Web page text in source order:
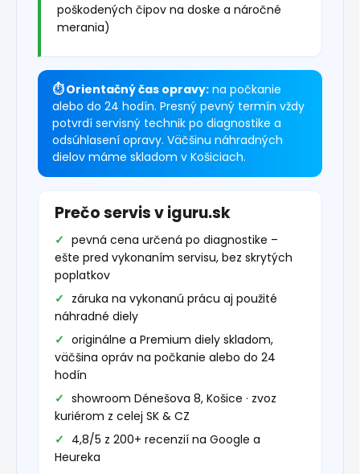
poškodených čipov na doske a náročné
merania)
⏱ Orientačný čas opravy: na počkanie
alebo do 24 hodín. Presný pevný termín vždy
potvrdí servisný technik po diagnostike a
odsúhlasení opravy. Väčšinu náhradných
dielov máme skladom v Košiciach.
Prečo servis v iguru.sk
pevná cena určená po diagnostike –
ešte pred vykonaním servisu, bez skrytých
poplatkov
záruka na vykonanú prácu aj použité
náhradné diely
originálne a Premium diely skladom,
väčšina opráv na počkanie alebo do 24
hodín
showroom Dénešova 8, Košice · zvoz
kuriérom z celej SK & CZ
4,8/5 z 200+ recenzií na Google a
Heureka